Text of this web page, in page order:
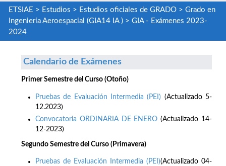
ETSIAE > Estudios > Estudios oficiales de GRADO> Grado en
Ingeniería Aeroespacial (GIA14 IA )> GIA - Exámenes 2023-
2024
Calendario de Exámenes
Primer Semestre del Curso (Otoño)
Pruebas de Evaluación Intermedia (PEI) (Actualizado 5-
12.2023)
Convocatoria ORDINARIA DE ENERO (Actualizado 14-
12-2023)
Segundo Semestre del Curso (Primavera)
Pruebas de Evaluación Intermedia (PEI)(Actualizado 04-